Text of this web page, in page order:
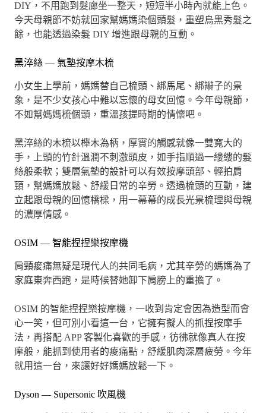
DIY，不用跑到髮廊坐一整天，短短半小時內就能上色。
今天母親節不妨就回家幫媽媽染個頭髮，重塑烏黑秀髮之
餘，也能透過染髮 DIY 增進跟母親的互動。
黑淬絲 — 氣墊按摩木梳
小女生上學前，媽媽替自己梳頭、綁馬尾、綁辮子的景
象，是不少女孩心中難以忘懷的母女回憶。今年母親節，
不如幫媽媽梳個頭，重溫孩提時期的情懷吧。
黑淬絲的木梳以櫸木為柄，厚實的觸感就像一雙寬大的
手，上頭的竹針溫潤不刺激頭皮，如手指順過一縷縷的髮
絲般柔軟；雙層氣墊的設計可以有效按摩頭部、輕拍肩
頸，幫媽媽放鬆、舒緩日常的辛勞。透過梳頭的互動，建
立起跟母親的回憶橋樑，用一幕幕的成長光景梳理與母親
的濃厚情感。
OSIM — 智能捏捏樂按摩機
肩頸痠痛無疑是現代人的共同毛病，尤其辛勞的媽媽為了
家庭東奔西跑，是時候替她卸下肩膀上的重擔了。
OSIM 的智能捏捏樂按摩機，一收到肯定會因為造型而會
心一笑，但可別小看這一台，它擁有擬人的抓捏按摩手
法，再搭配 APP 客製化喜歡的手感，彷彿就像真人在按
摩般，能抓到使用者的痠痛點，舒緩肌肉深層疲勞。今年
就用這一台，來讓好好媽媽放鬆一下。
Dyson — Supersonic 吹風機